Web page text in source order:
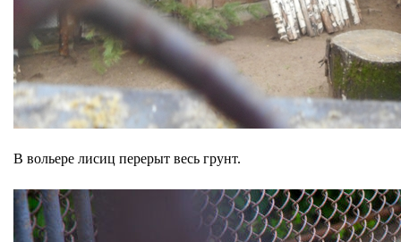
В вольере лисиц перерыт весь грунт.